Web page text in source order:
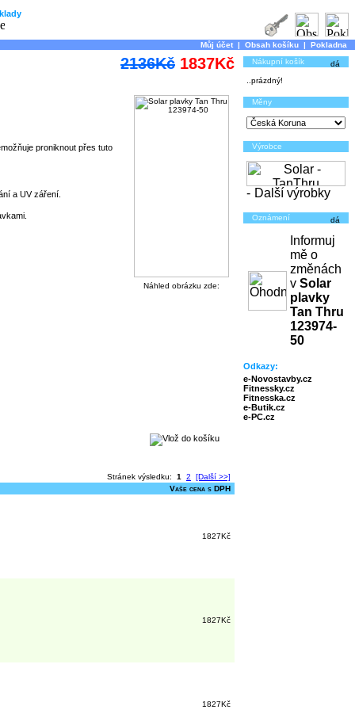
Můj účet | Obsah košíku | Pokladna
2136Kč 1837Kč
Náhled obrázku zde:
proniknout přes tuto
a UV záření.
Stránek výsledku: 1 2
[Další >>]
Vaše cena s DPH
1827Kč
1827Kč
1827Kč
Nákupní košík
..prázdný!
Měny
Výrobce
- Další výrobky
Oznámení
Informuj
mě o
změnách
v Solar
plavky
Tan Thru
123974-
50
Odkazy:
e-Novostavby.cz
Fitnessky.cz
Fitnesska.cz
e-Butik.cz
e-PC.cz